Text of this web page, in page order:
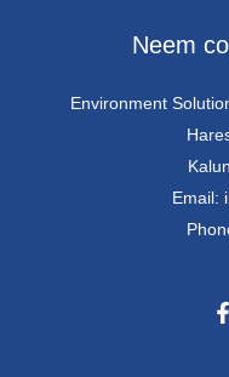
Neem
Environment
Email: